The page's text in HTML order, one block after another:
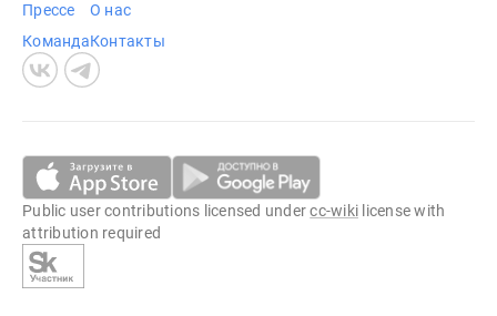
Прессе
Команда
О нас
Контакты
Public user contributions licensed undercc-wiki license with
attribution required